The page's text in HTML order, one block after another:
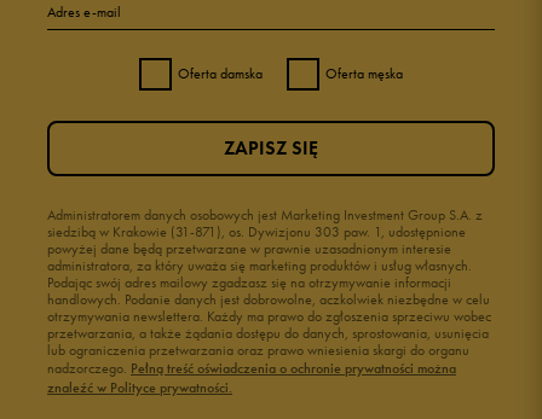
Adres e-mail
Oferta damska Oferta męska
Administratorem danych osobowych jest Marketing Investment Group S.A. z
siedzibą w Krakowie (31-871), os. Dywizjonu 303 paw. 1, udostępnione
powyżej dane będą przetwarzane w prawnie uzasadnionym interesie
administratora, za który uważa się marketing produktów i usług własnych.
Podając swój adres mailowy zgadzasz się na otrzymywanie informacji
handlowych. Podanie danych jest dobrowolne, aczkolwiek niezbędne w celu
otrzymywania newslettera. Każdy ma prawo do zgłoszenia sprzeciwu wobec
przetwarzania, a także żądania dostępu do danych, sprostowania, usunięcia
lub ograniczenia przetwarzania oraz prawo wniesienia skargi do organu
nadzorczego. Pełną treść oświadczenia o ochronie prywatności można
znaleźć w Polityce prywatności.
ZAPISZ SIĘ